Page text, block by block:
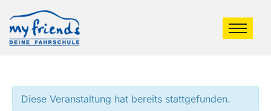
Diese Veranstaltung hat bereits stattgefunden.